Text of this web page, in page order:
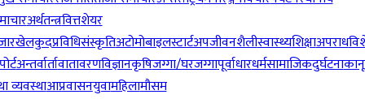
अर्थतन्त्रवित्तशेयर
खेलकुदप्रविधिसंस्कृतिअटोमोबाइलस्टार्टअपजीवनशैलीस्वास्थ्यशिक्षाअपराध
अन्तर्वार्तावातावरणविज्ञानकृषिजग्गा/घरजग्गापूर्वाधारधर्मसामाजिकदुर्घटना
व्यवस्थाआप्रवासनयुवामहिलामौसम